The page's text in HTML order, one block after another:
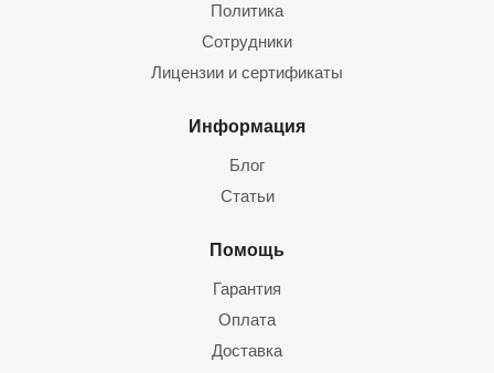
Политика
Сотрудники
Лицензии и сертификаты
Информация
Блог
Статьи
Помощь
Гарантия
Оплата
Доставка